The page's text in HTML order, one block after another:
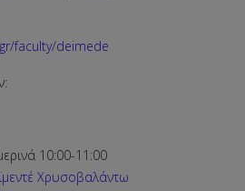
faculty/deimede
10:00-11:00
Χρυσοβαλάντω